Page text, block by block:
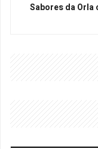
Sabores da Orla